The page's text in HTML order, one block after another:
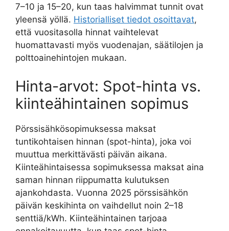
7–10 ja 15–20, kun taas halvimmat tunnit ovat
yleensä yöllä. Historialliset tiedot osoittavat,
että vuositasolla hinnat vaihtelevat
huomattavasti myös vuodenajan, säätilojen ja
polttoainehintojen mukaan.
Hinta-arvot: Spot-hinta vs.
kiinteähintainen sopimus
Pörssisähkösopimuksessa maksat
tuntikohtaisen hinnan (spot-hinta), joka voi
muuttua merkittävästi päivän aikana.
Kiinteähintaisessa sopimuksessa maksat aina
saman hinnan riippumatta kulutuksen
ajankohdasta. Vuonna 2025 pörssisähkön
päivän keskihinta on vaihdellut noin 2–18
senttiä/kWh. Kiinteähintainen tarjoaa